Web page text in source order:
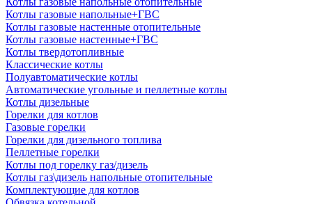
Котлы газовые напольные+ГВС
Котлы газовые настенные отопительные
Котлы газовые настенные+ГВС
Котлы твердотопливные
Классические котлы
Полуавтоматические котлы
Автоматические угольные и пеллетные котлы
Котлы дизельные
Горелки для котлов
Газовые горелки
Горелки для дизельного топлива
Пеллетные горелки
Котлы под горелку газ/дизель
Котлы газ\дизель напольные отопительные
Комплектующие для котлов